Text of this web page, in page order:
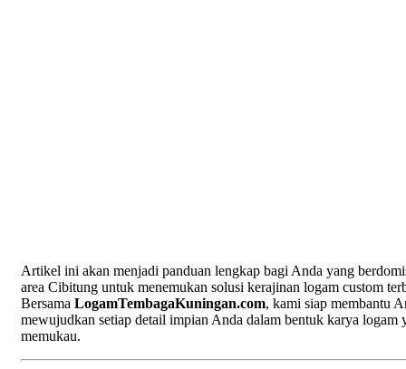
Artikel ini akan menjadi panduan lengkap bagi Anda yang
area Cibitung untuk menemukan solusi kerajinan logam custom
Bersama LogamTembagaKuningan.com, kami siap membantu
mewujudkan setiap detail impian Anda dalam bentuk karya logam
memukau.